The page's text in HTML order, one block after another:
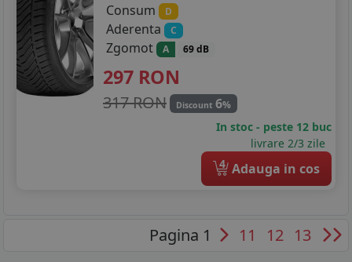
Consum
D
Aderenta C
Zgomot A 69 dB
297 RON
317 RON Discount 6%
In stoc - peste 12 buc
livrare 2/3 zile
4 Adauga in cos
Pagina 1 11 12 13